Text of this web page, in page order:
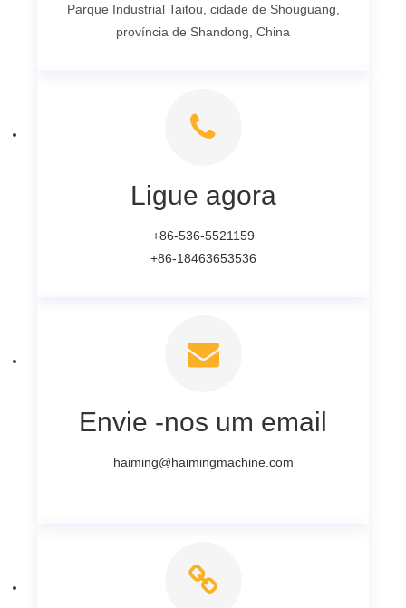
Parque Industrial Taitou, cidade de Shouguang,
província de Shandong, China
Ligue agora
+86-536-5521159
+86-18463653536
Envie -nos um email
haiming@haimingmachine.com